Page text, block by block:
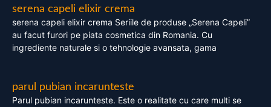
serena capeli elixir crema
serena capeli elixir crema Seriile de produse „Serena Capeli”
au facut furori pe piata cosmetica din Romania. Cu
ingrediente naturale si o tehnologie avansata, gama
parul pubian incarunteste
Parul pubian incarunteste. Este o realitate cu care multi se